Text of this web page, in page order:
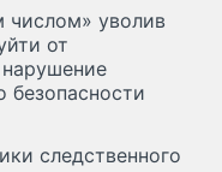
числом» уволив
от
безопасности
следственного